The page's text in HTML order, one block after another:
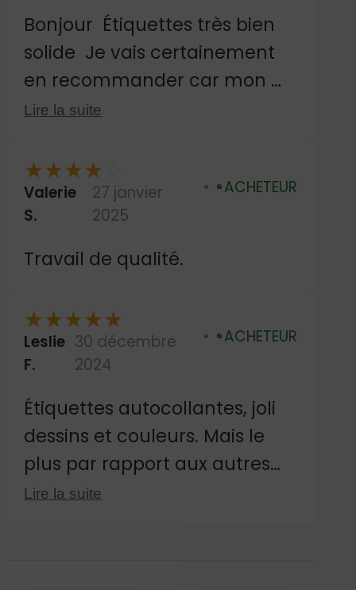
Bonjour Étiquettes très bien
solide Je vais certainement
en recommander car mon m
ari va Rentrer en maison de
mme chemin
Lire la suite
★★★★
Valerie
S.
27 janvier
2025
Vérifié
ACHETEUR
Travail de qualité.
★★★★★
Leslie
F.
30 décembre
2024
Vérifié
ACHETEUR
Étiquettes autocollantes, joli
dessins et couleurs. Mais le
plus par rapport aux autres
vendeurs d'étiquettes c'est sa
Lire la suite